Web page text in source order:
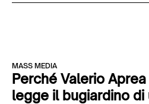
Chi siamo
MASS MEDIA
Perché Valerio
legge il bugiardino di